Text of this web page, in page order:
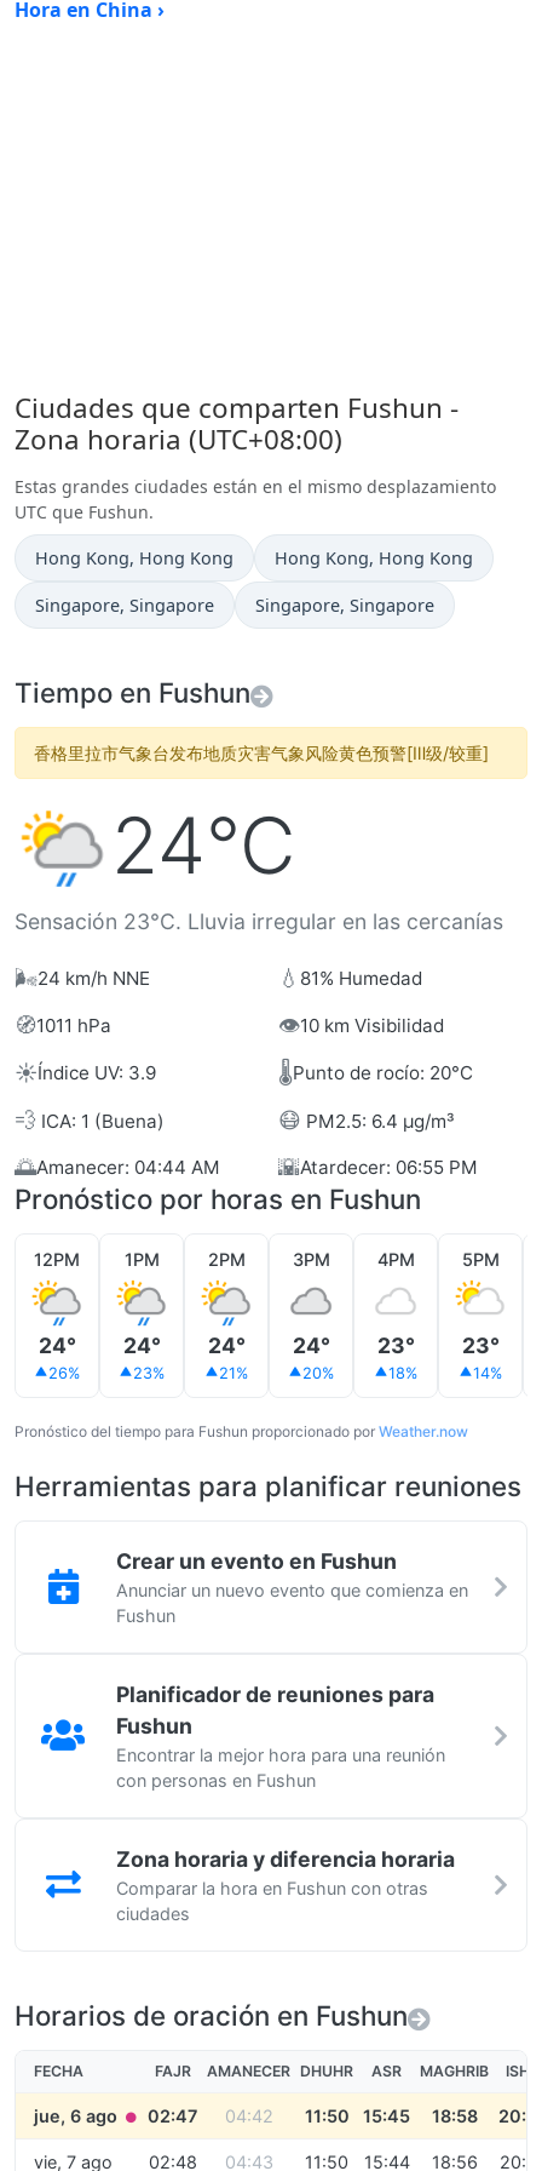
Hora en China ›
Ciudades que comparten Fushun -
Zona horaria (UTC+08:00)
Estas grandes ciudades están en el mismo desplazamiento
UTC que Fushun.
Hora actual en
Hong Kong, Hong Kong Hora actual en
Hong Kong, Hong Kong
Hora actual en
Singapore, Singapore Hora actual en
Singapore, Singapore
Tiempo en Fushun
香格里拉市气象台发布地质灾害气象风险黄色预警[Ⅲ级/较重]
24°C
Sensación 23°C. Lluvia irregular en las cercanías
🌬️24 km/h NNE 💧 81% Humedad
🧭1011 hPa 👁️10 km Visibilidad
☀️Índice UV: 3.9 🌡️Punto de rocío: 20°C
💨 ICA: 1 (Buena) 😷 PM2.5: 6.4 µg/m³
🌅Amanecer: 04:44 AM 🌇Atardecer: 06:55 PM
Pronóstico por horas en Fushun
12PM
24°
26%
1PM
24°
23%
2PM
24°
21%
3PM
24°
20%
4PM
23°
18%
5PM
23°
14%
Pronóstico del tiempo para Fushun proporcionado por Weather.now
Herramientas para planificar reuniones
Crear un evento en Fushun
Anunciar un nuevo evento que comienza en
Fushun
Planificador de reuniones para
Fushun
Encontrar la mejor hora para una reunión
con personas en Fushun
Zona horaria y diferencia horaria
Comparar la hora en Fushun con otras
ciudades
Horarios de oración en Fushun
FECHA FAJR AMANECER DHUHR ASR MAGHRIB ISHA
jue, 6 ago ● 02:47 04:42 11:50 15:45 18:58
vie, 7 ago 02:48 04:43 11:50 15:44 18:56